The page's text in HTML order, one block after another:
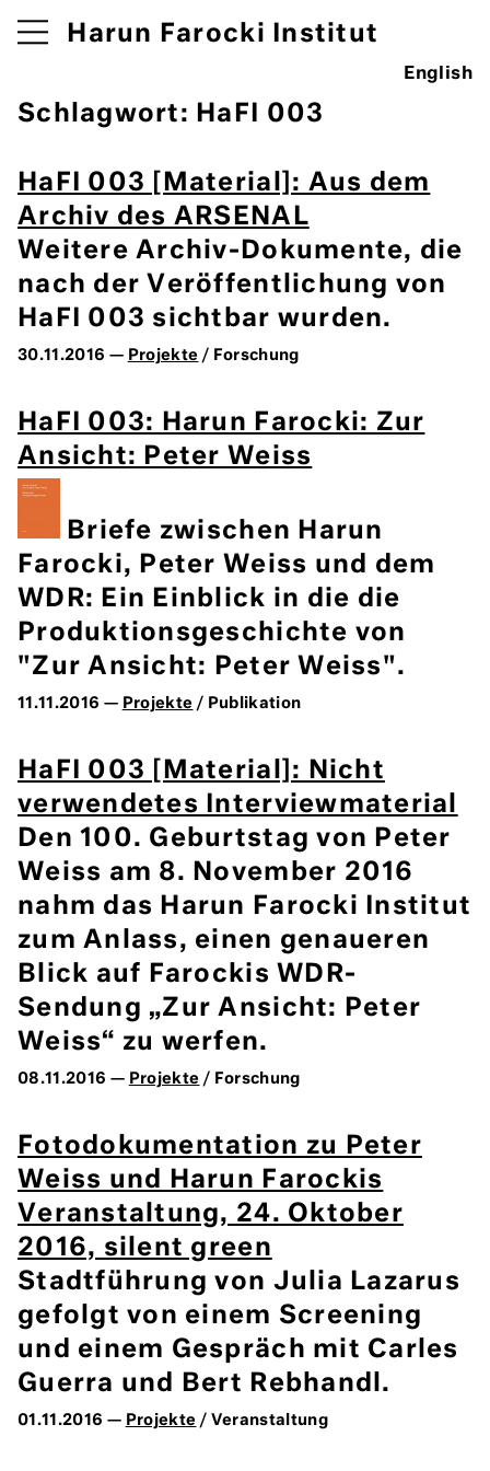
Harun Farocki Institut
English
Schlagwort: HaFI 003
HaFI 003 [Material]: Aus dem
Archiv des ARSENAL
Weitere Archiv-Dokumente, die
nach der Veröffentlichung von
HaFI 003 sichtbar wurden.
30.11.2016 — Projekte / Forschung
HaFI 003: Harun Farocki: Zur
Ansicht: Peter Weiss
Briefe zwischen Harun
Farocki, Peter Weiss und dem
WDR: Ein Einblick in die die
Produktionsgeschichte von
"Zur Ansicht: Peter Weiss".
11.11.2016 — Projekte / Publikation
HaFI 003 [Material]: Nicht
verwendetes Interviewmaterial
Den 100. Geburtstag von Peter
Weiss am 8. November 2016
nahm das Harun Farocki Institut
zum Anlass, einen genaueren
Blick auf Farockis WDR-
Sendung „Zur Ansicht: Peter
Weiss“ zu werfen.
08.11.2016 — Projekte / Forschung
Fotodokumentation zu Peter
Weiss und Harun Farockis
Veranstaltung, 24. Oktober
2016, silent green
Stadtführung von Julia Lazarus
gefolgt von einem Screening
und einem Gespräch mit Carles
Guerra und Bert Rebhandl.
01.11.2016 — Projekte / Veranstaltung